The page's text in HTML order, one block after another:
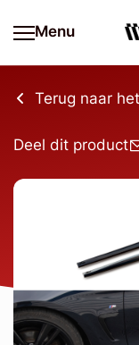
Menu
Terug naar
Deel dit product